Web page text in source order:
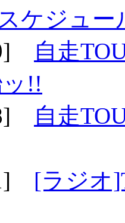
ケジュー
自走
!!
自走
[ラジオ